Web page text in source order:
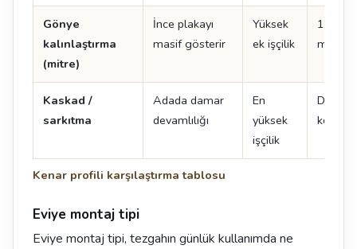
Kenar profili karşılaştırma tablosu
Gönye
kalınlaştırma
(mitre)
İnce plakayı
masif gösterir
Yüksek
ek işçilik
12
mm
Kaskad /
sarkıtma
Adada damar
devamlılığı
En
yüksek
işçilik
Damar
Eviye montaj tipi
Eviye montaj tipi, tezgahın günlük kullanımda ne